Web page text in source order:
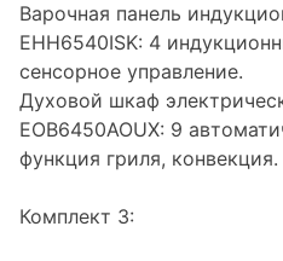
Варочная панель
EHH6540ISK: 4
сенсорное управление.
Духовой шкаф
EOB6450AOUX: 9
функция гриля, конвекция.
Комплект 3: